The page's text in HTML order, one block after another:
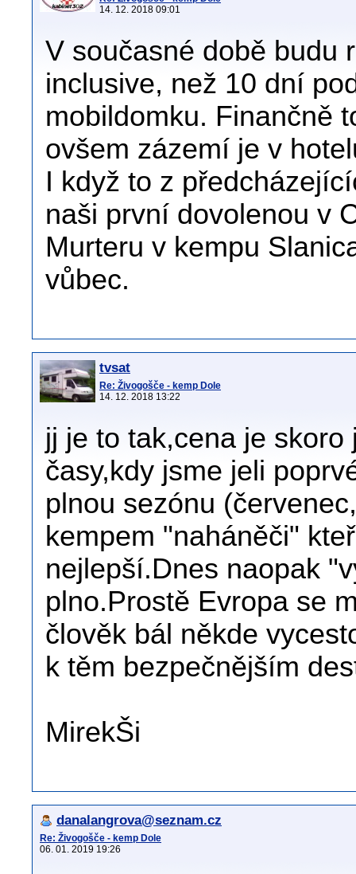
14. 12. 2018 09:01
V současné době budu
inclusive, než 10 dní
mobildomku. Finančně
ovšem zázemí je v
I když to z
naši první dovolenou v
Murteru v kempu
vůbec.
tvsat
Re: Živogošče - kemp Dole
14. 12. 2018 13:22
jj je to tak,cena je
časy,kdy jsme jeli
plnou sezónu
kempem "naháněči"
nejlepší.Dnes naopak
plno.Prostě Evropa se
člověk bál někde
k těm bezpečnějším
MirekŠi
danalangrova@seznam.cz
Re: Živogošče - kemp Dole
06. 01. 2019 19:26